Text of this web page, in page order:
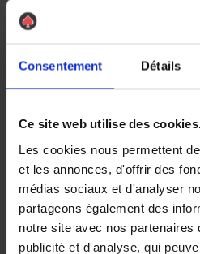
Consentement Détails
Ce site web utilise des
Les cookies nous permettent
et les annonces, d'offrir des
médias sociaux et d'analyser
partageons également des
notre site avec nos partenaires
publicité et d'analyse, qui
Vous réglez votre intervention
mail.
Etape 5 :
Vous évaluez la prestation
Vous recevez une demande
avec l’équipe